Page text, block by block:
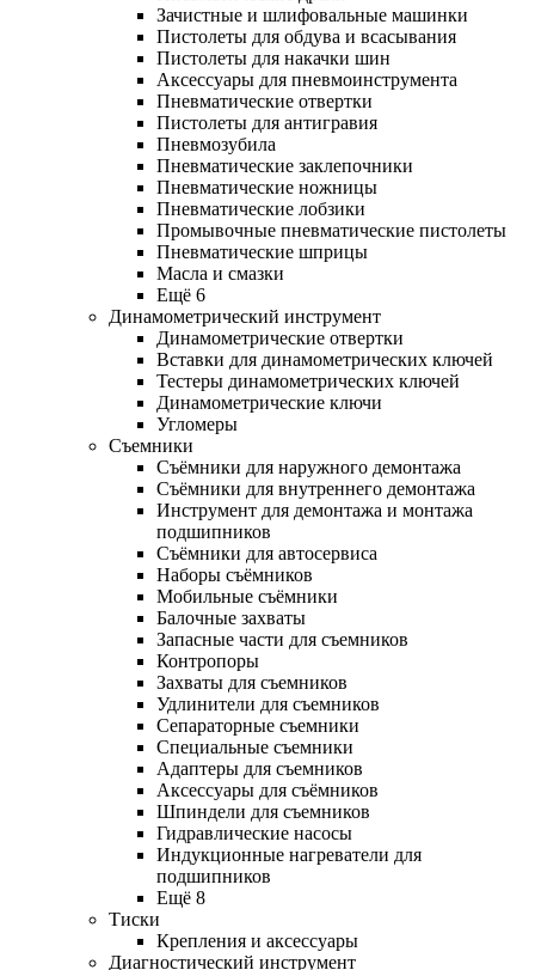
Зачистные и шлифовальные машинки
Пистолеты для обдува и всасывания
Пистолеты для накачки шин
Аксессуары для пневмоинструмента
Пневматические отвертки
Пистолеты для антигравия
Пневмозубила
Пневматические заклепочники
Пневматические ножницы
Пневматические лобзики
Промывочные пневматические пистолеты
Пневматические шприцы
Масла и смазки
Ещё 6
Динамометрический инструмент
Динамометрические отвертки
Вставки для динамометрических ключей
Тестеры динамометрических ключей
Динамометрические ключи
Угломеры
Съемники
Съёмники для наружного демонтажа
Съёмники для внутреннего демонтажа
Инструмент для демонтажа и монтажа
подшипников
Съёмники для автосервиса
Наборы съёмников
Мобильные съёмники
Балочные захваты
Запасные части для съемников
Контропоры
Захваты для съемников
Удлинители для съемников
Сепараторные съемники
Специальные съемники
Адаптеры для съемников
Аксессуары для съёмников
Шпиндели для съемников
Гидравлические насосы
Индукционные нагреватели для
подшипников
Ещё 8
Тиски
Крепления и аксессуары
Диагностический инструмент